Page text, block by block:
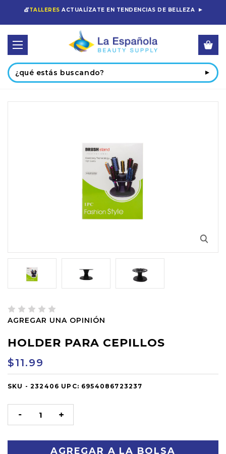
💇TALLERES ACTUALÍZATE EN TENDENCIAS DE BELLEZA
Buscar
AGREGAR UNA OPINIÓN
HOLDER PARA CEPILLOS
$11.99
OUT
SKU - 232406 UPC: 6954086723237
DISMINUIR
LA
AUMENTAR
LA